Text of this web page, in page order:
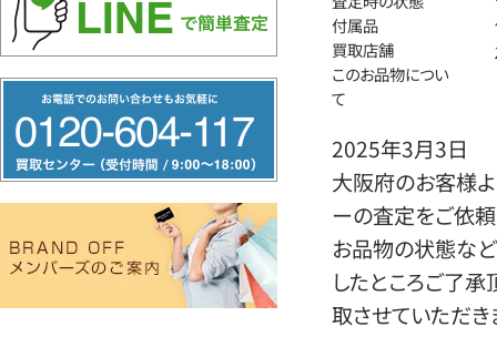
リ
ー
ヤ
付属品
買取店舗
このお品物につい
て
2025年3月3日
大阪府のお客様よ
ーの査定をご依
お品物の状態など
したところご了
取させていただき